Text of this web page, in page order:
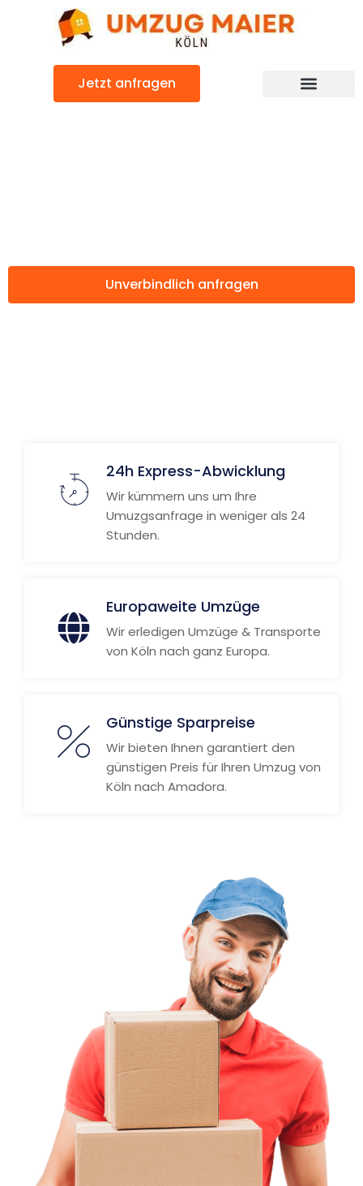
Jetzt anfragen
Unverbindlich anfragen
24h Express-Abwicklung
Wir kümmern uns um Ihre
Umuzgsanfrage in weniger als 24
Stunden.
Europaweite Umzüge
Wir erledigen Umzüge & Transporte
von Köln nach ganz Europa.
Günstige Sparpreise
Wir bieten Ihnen garantiert den
günstigen Preis für Ihren Umzug von
Köln nach Amadora.